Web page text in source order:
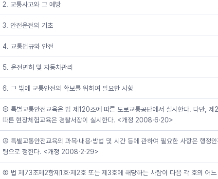
2. 교통사고와 그 예방
3. 안전운전의 기초
4. 교통법규와 안전
5. 운전면허 및 자동차관리
6. 그 밖에 교통안전의 확보를 위하여 필요한 사항
③ 특별교통안전교육은 법 제120조에 따른 도로교통공단에서 실시한다. 다만, 제
따른 현장체험교육은 경찰서장이 실시한다. <개정 2008·6·20>
④ 특별교통안전교육의 과목·내용·방법 및 시간 등에 관하여 필요한 사항은 행정
령으로 정한다. <개정 2008·2·29>
⑤ 법 제73조제2항제1호·제2호 또는 제3호에 해당하는 사람이 다음 각 호의 어느